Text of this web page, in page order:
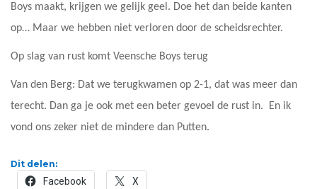
Boys maakt, krijgen we gelijk geel. Doe het dan beide kanten
op… Maar we hebben niet verloren door de scheidsrechter.
Op slag van rust komt Veensche Boys terug
Van den Berg: Dat we terugkwamen op 2-1, dat was meer dan
terecht. Dan ga je ook met een beter gevoel de rust in. En ik
vond ons zeker niet de mindere dan Putten.
Dit delen:
Facebook X